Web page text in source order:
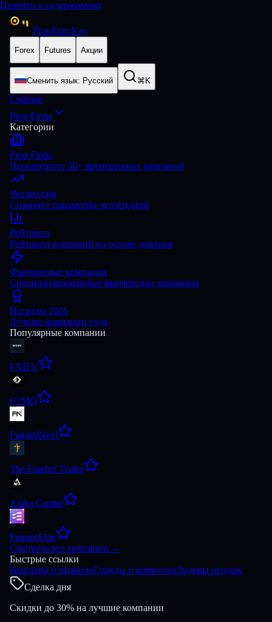
Перейти к содержимому
PropFirm Key
Forex Futures Акции
Сменить язык: Русский ⌘K
Главная
Prop Firms
Категории
Prop Firms
Просмотрите 50+ проверенных компаний
Челленджи
Сравните параметры челленджей
Рейтинги
Рейтинги компаний на основе доверия
Фьючерсные компании
Специализированные фьючерсные компании
Награды 2026
Лучшие компании года
Популярные компании
FXIFY
FTMO
FundedNext
The Funded Trader
Alpha Capital
FuturesElite
Смотреть все компании →
Быстрые ссылки
Выплаты и правилаСпреды и комиссииЛидеры продаж
Сделка дня
Скидки до 30% на лучшие компании